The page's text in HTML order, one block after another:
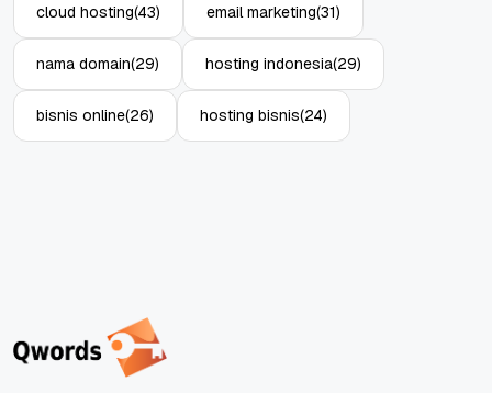
cloud hosting(43) email marketing(31)
nama domain(29) hosting indonesia(29)
bisnis online(26) hosting bisnis(24)